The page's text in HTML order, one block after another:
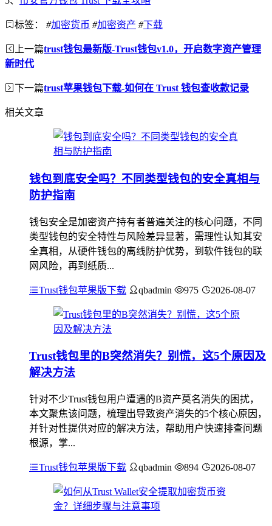
标签： #加密货币 #加密资产 #下载
上一篇trust钱包最新版-Trust钱包v1.0，开启数字资产管理
新时代
下一篇trust苹果钱包下载-如何在 Trust 钱包查收款记录
相关文章
钱包到底安全吗？不同类型钱包的安全真相与
防护指南
钱包安全是加密资产持有者普遍关注的核心问题，不同
类型钱包的安全特性与风险差异显著，需理性认知其安
全真相，从硬件钱包的离线防护优势，到软件钱包的联
网风险，再到纸质...
Trust钱包苹果版下载 qbadmin 975 2026-08-07
Trust钱包里的B突然消失？别慌，这5个原因及
解决方法
针对不少Trust钱包用户遭遇的B资产莫名消失的困扰，
本文聚焦该问题，梳理出导致资产消失的5个核心原因，
并针对性提供对应的解决方法，帮助用户快速排查问题
根源，掌...
Trust钱包苹果版下载 qbadmin 894 2026-08-07